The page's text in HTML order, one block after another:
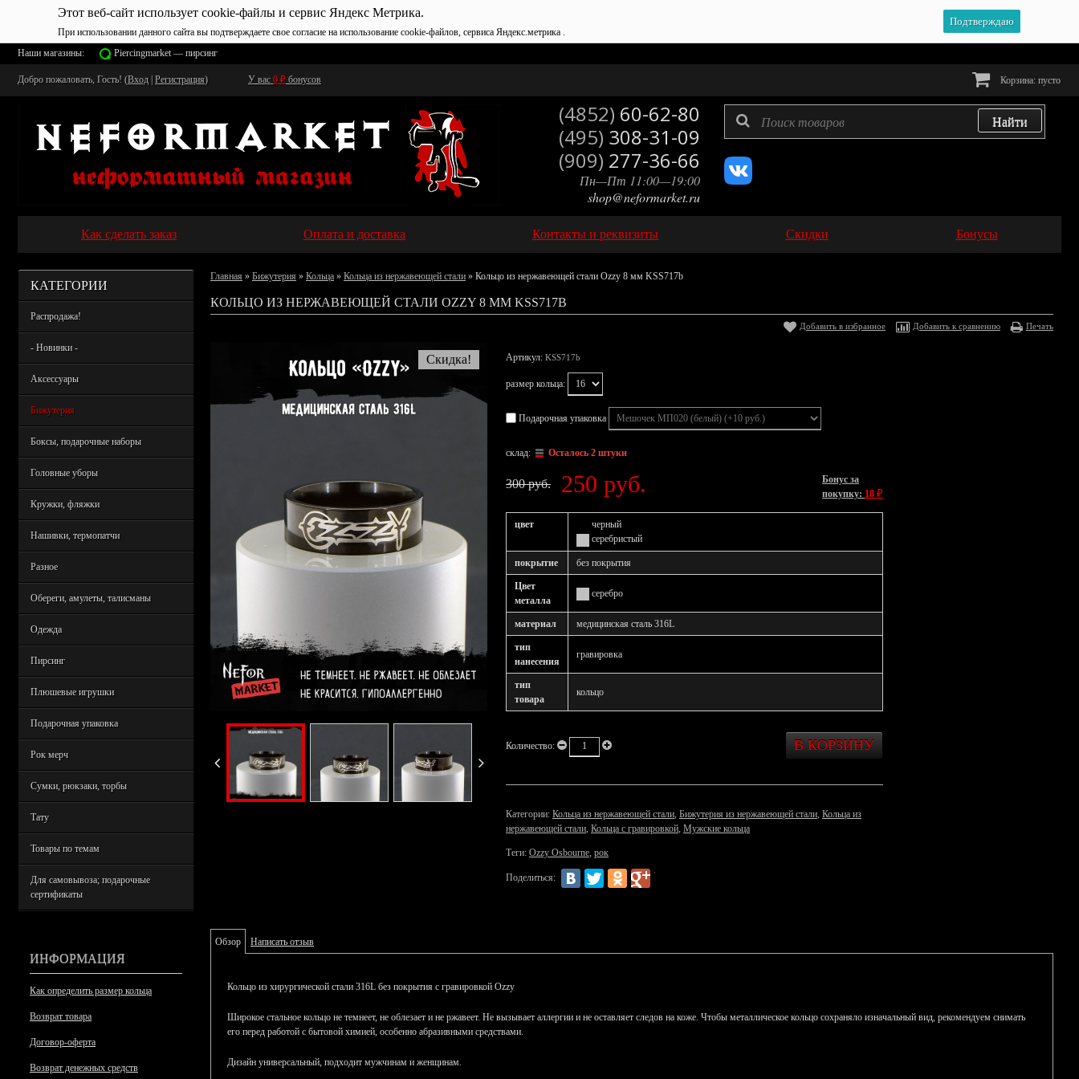
Этот веб-сайт использует cookie-файлы и сервис Яндекс Метрика.
При использовании данного сайта вы подтверждаете свое согласие на использование cookie-файлов, сервиса Яндекс.метрика .
Подтверждаю
Наши магазины: Piercingmarket — пирсинг
Добро пожаловать, Гость! (Вход Регистрация) У вас 0 ₽ бонусов Корзина: пусто
(4852) 60-62-80
(495) 308-31-09
(909) 277-36-66
Пн—Пт 11:00—19:00
shop@neformarket.ru
Как сделать заказ Оплата и доставка Контакты и реквизиты Скидки Бонусы
КАТЕГОРИИ
Распродажа!
- Новинки -
Аксессуары
Бижутерия
Боксы, подарочные наборы
Головные уборы
Кружки, фляжки
Нашивки, термопатчи
Разное
Обереги, амулеты, талисманы
Одежда
Пирсинг
Плюшевые игрушки
Подарочная упаковка
Рок мерч
Сумки, рюкзаки, торбы
Тату
Товары по темам
Для самовывоза; подарочные
сертификаты
ИНФОРМАЦИЯ
Как определить размер кольца
Возврат товара
Договор-оферта
Возврат денежных средств
Главная » Бижутерия » Кольца » Кольца из нержавеющей стали » Кольцо из нержавеющей стали Ozzy 8 мм KSS717b
КОЛЬЦО ИЗ НЕРЖАВЕЮЩЕЙ СТАЛИ OZZY 8 ММ KSS717B
Добавить в избранное Добавить к сравнению Печать
Скидка! Артикул: KSS717b
размер кольца:
Подарочная упаковка
склад: Осталось 2 штуки
300 руб. 250 руб.
Бонус за
покупку: 18 ₽
цвет
черный
серебристый
покрытие без покрытия
Цвет
металла
серебро
материал медицинская сталь 316L
тип
нанесения
гравировка
тип
товара
кольцо
Количество:
Категории: Кольца из нержавеющей стали, Бижутерия из нержавеющей стали, Кольца из
нержавеющей стали, Кольца с гравировкой, Мужские кольца
Теги: Ozzy Osbourne, рок
Поделиться:
Обзор Написать отзыв
Кольцо из хирургической стали 316L без покрытия с гравировкой Ozzy
Широкое стальное кольцо не темнеет, не облезает и не ржавеет. Не вызывает аллергии и не оставляет следов на коже. Чтобы металлическое кольцо сохраняло изначальный вид, рекомендуем снимать
его перед работой с бытовой химией, особенно абразивными средствами.
Дизайн универсальный, подходит мужчинам и женщинам.